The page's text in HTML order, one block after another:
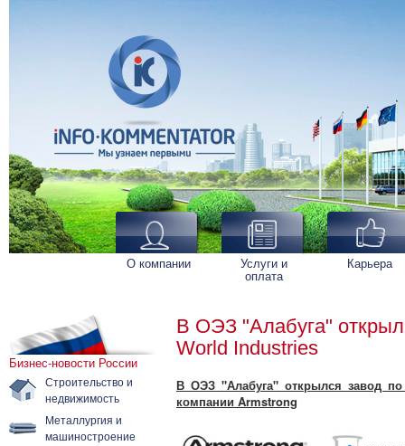
О компании Услуги и
оплата
Карьера
Бизнес-новости России
Строительство и
недвижимость
Металлургия и
машиностроение
В ОЭЗ "Алабуга"
World Industries
В ОЭЗ "Алабуга" открылся завод
компании Armstrong